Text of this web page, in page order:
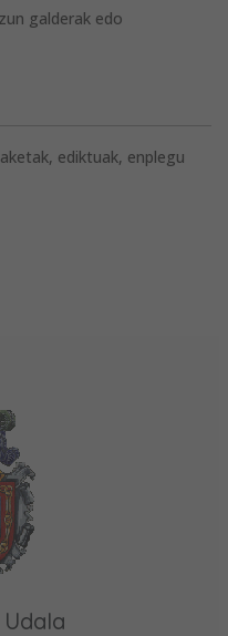
galderak edo
ediktuak, enplegu